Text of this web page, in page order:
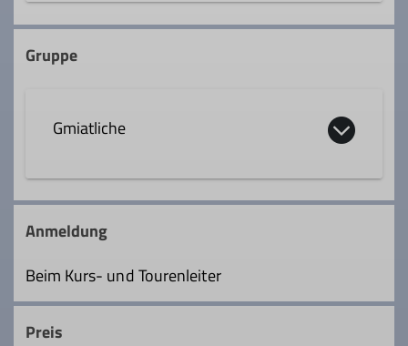
08031 66911
Ämter
Gruppe
Gmiatliche
Die Touren für Gmiatliche werden in einer
ruhigen und gemütlichen Art und Weise
durchgeführt. Oft gibt es unterwegs
etwas besonders Schönes zu sehen oder
gemütliche Einkehr ist normalerweise
Anmeldung
Beim Kurs- und Tourenleiter
Preis